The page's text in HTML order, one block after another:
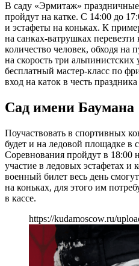
В саду «Эрмитаж»
пройдут на катке. С 14:00 до
и эстафеты на коньках. К
на санках-ватрушках
количество человек, обходя на
на скорость три альпинистских
бесплатный мастер-класс по
вход на каток в честь
Сад имени Баумана
Поучаствовать в спортивных
будет и на ледовой площадке в
Соревнования пройдут в 18:00
участие в ледовых эстафетах и
военный билет весь день
на коньках, для этого им
в кассе.
https://kudamoscow.ru/